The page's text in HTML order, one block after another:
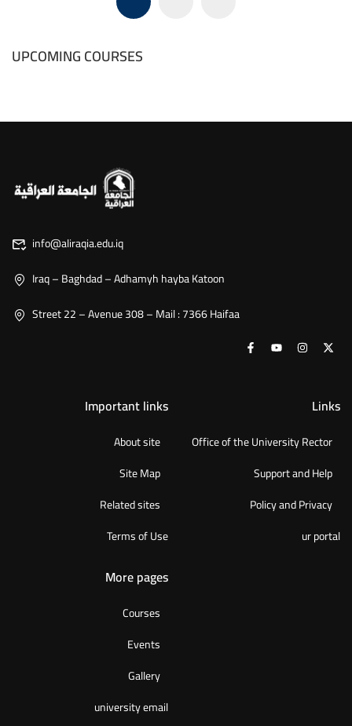
UPCOMING COURSES
info@aliraqia.edu.iq
Iraq – Baghdad – Adhamyh hayba Katoon
Street 22 – Avenue 308 – Mail : 7366 Haifaa
Important links
About site
Site Map
Related sites
Terms of Use
Links
Office of the University Rector
Support and Help
Policy and Privacy
ur portal
More pages
Courses
Events
Gallery
university email